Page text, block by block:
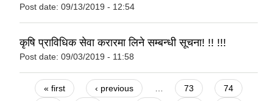
Post date: 09/13/2019 - 12:54
कृषि प्राविधिक सेवा करारमा लिने सम्बन्धी सूचना! !! !!!
Post date: 09/03/2019 - 11:58
Pages
« first ‹ previous … 73
74